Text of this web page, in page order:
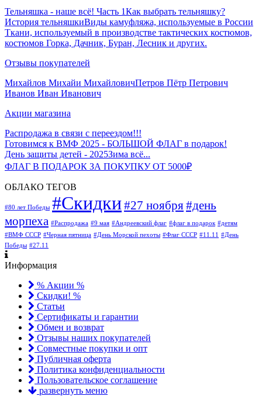
Тельняшка - наше всё! Часть 1Как выбрать тельняшку?
История тельняшкиВиды камуфляжа, используемые в России
Ткани, используемый в производстве тактических костюмов,
костюмов Горка, Дачник, Буран, Лесник и других.
Отзывы покупателей
Михайлов Михайи МихайловичПетров Пётр Петрович
Иванов Иван Иванович
Акции магазина
Распродажа в связи с переездом!!!
Готовимся к ВМФ 2025 - БОЛЬШОЙ ФЛАГ в подарок!
День защиты детей - 2025Зима всё...
ФЛАГ В ПОДАРОК ЗА ПОКУПКУ ОТ 5000₽
ОБЛАКО ТЕГОВ
#80 лет Победы #Скидки#27 ноября#день
морпеха #Распродажа #9 мая #Андреевский флаг #флаг в подарок #детям
#ВМФ СССР #Черная пятница #День Морской пехоты #Флаг СССР #11.11
#День
Победы #27.11
Информация
% Акции %
Скидки! %
Статьи
Сертификаты и гарантии
Обмен и возврат
Отзывы наших покупателей
Совместные покупки и опт
Публичная оферта
Политика конфиденциальности
Пользовательское соглашение
развернуть меню